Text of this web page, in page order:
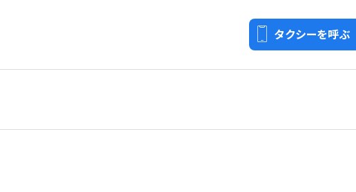
タクシーを呼ぶ